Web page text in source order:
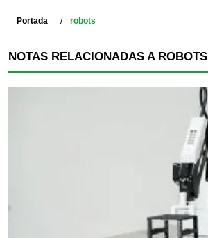
Portada robots
NOTAS RELACIONADAS A ROBOTS